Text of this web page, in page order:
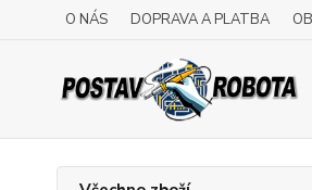
O NÁS DOPRAVA A PLATBA